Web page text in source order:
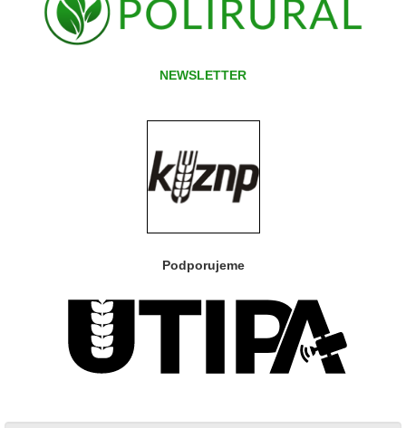
NEWSLETTER
Podporujeme